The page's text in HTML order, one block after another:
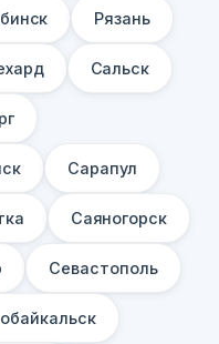
Рязань
Сальск
Сарапул
Саяногорск
Севастополь